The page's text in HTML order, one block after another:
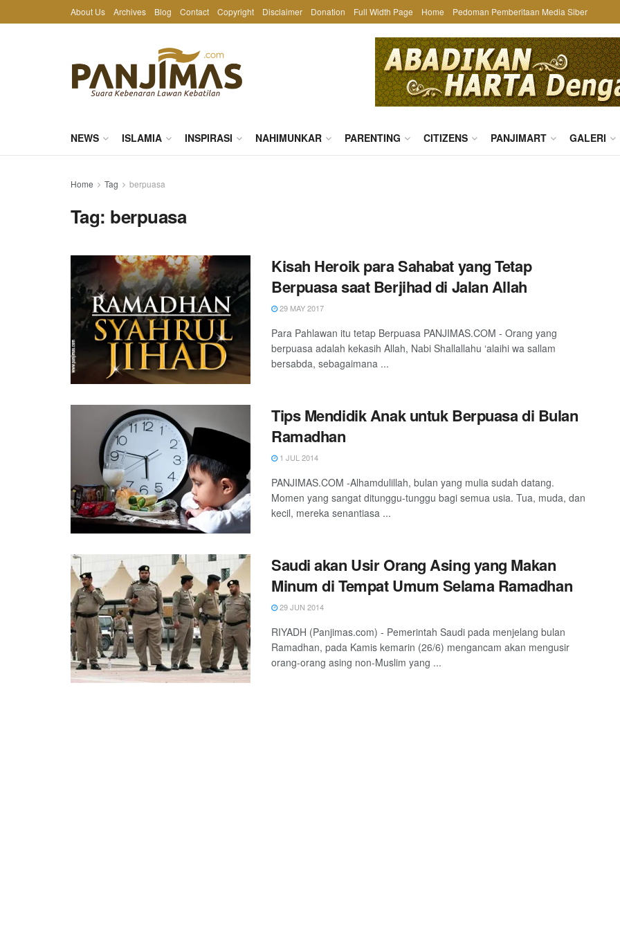
About Us Archives Blog Contact Copyright Disclaimer Donation Full Width Page Home Pedoman Pemberitaan Media Siber
NEWS ISLAMIA INSPIRASI NAHIMUNKAR PARENTING CITIZENS PANJIMART GALERI
Home Tag berpuasa
Tag: berpuasa
Kisah Heroik para Sahabat yang Tetap
Berpuasa saat Berjihad di Jalan Allah
29 MAY 2017
Para Pahlawan itu tetap Berpuasa PANJIMAS.COM - Orang yang
berpuasa adalah kekasih Allah, Nabi Shallallahu ‘alaihi wa sallam
bersabda, sebagaimana ...
Tips Mendidik Anak untuk Berpuasa di Bulan
Ramadhan
1 JUL 2014
PANJIMAS.COM -Alhamdulillah, bulan yang mulia sudah datang.
Momen yang sangat ditunggu-tunggu bagi semua usia. Tua, muda, dan
kecil, mereka senantiasa ...
Saudi akan Usir Orang Asing yang Makan
Minum di Tempat Umum Selama Ramadhan
29 JUN 2014
RIYADH (Panjimas.com) - Pemerintah Saudi pada menjelang bulan
Ramadhan, pada Kamis kemarin (26/6) mengancam akan mengusir
orang-orang asing non-Muslim yang ...